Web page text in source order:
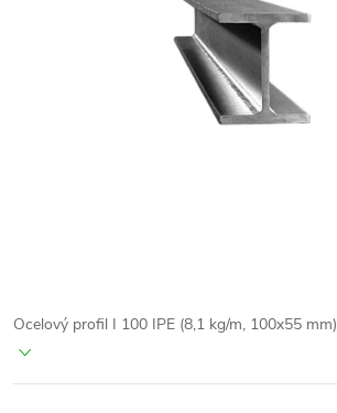
Ocelový profil I 100 IPE (8,1 kg/m, 100x55 mm)